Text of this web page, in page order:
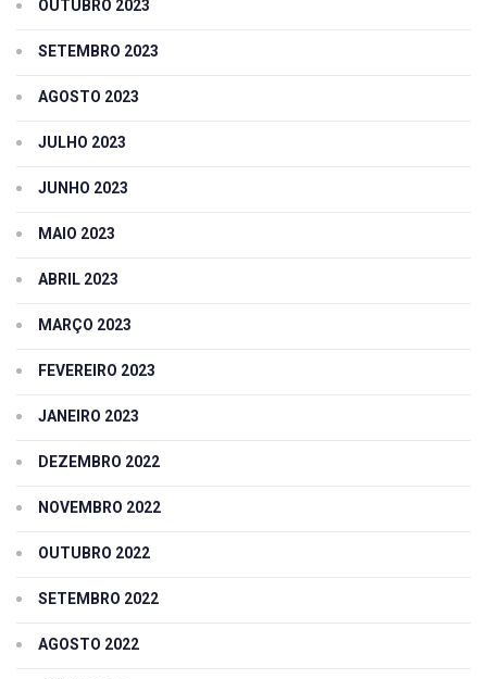
OUTUBRO 2023
SETEMBRO 2023
AGOSTO 2023
JULHO 2023
JUNHO 2023
MAIO 2023
ABRIL 2023
MARÇO 2023
FEVEREIRO 2023
JANEIRO 2023
DEZEMBRO 2022
NOVEMBRO 2022
OUTUBRO 2022
SETEMBRO 2022
AGOSTO 2022